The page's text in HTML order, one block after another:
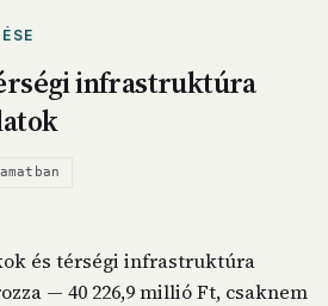
infrastruktúra
és térségi infrastruktúra
— 40 226,9 millió Ft, csaknem